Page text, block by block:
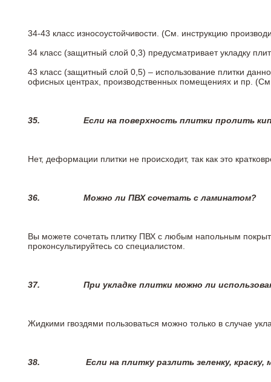
34-43 класс износоустойчивости. (См. инструкцию
34 класс (защитный слой 0,3) предусматривает укладку
43 класс (защитный слой 0,5) – использование плитки
офисных центрах, производственных помещениях и пр.
35. Если на поверхность плитки пролить
Нет, деформации плитки не происходит, так как это
36. Можно ли ПВХ сочетать с ламинатом?
Вы можете сочетать плитку ПВХ с любым напольным
проконсультируйтесь со специалистом.
37. При укладке плитки можно ли
Жидкими гвоздями пользоваться можно только в случае
38. Если на плитку разлить зеленку,